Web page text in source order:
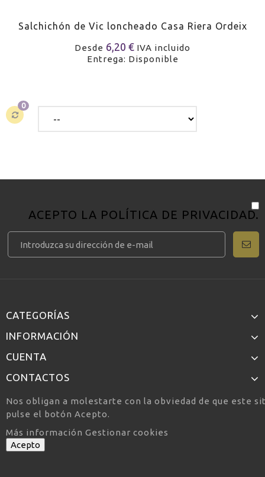
Salchichón de Vic loncheado Casa Riera Ordeix
Desde 6,20 € IVA incluido
Entrega: Disponible
0
ACEPTO LA POLÍTICA DE PRIVACIDAD.
CATEGORÍAS
INFORMACIÓN
CUENTA
CONTACTOS
Nos obligan a molestarte con la obviedad de que este
pulse el botón Acepto.
Más información Gestionar cookies
Acepto